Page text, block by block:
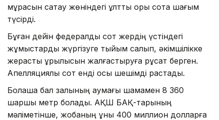
мұрасын сақтау жөніндегі ұлттық қоры сотқа шағым
түсірді.
Бұған дейін федералдық сот жердің үстіндегі
жұмыстарды жүргізуге тыйым салып, әкімшілікке
жерасты құрылысын жалғастыруға рұқсат берген.
Апелляциялық сот енді осы шешімді растады.
Болашақ бал залының аумағы шамамен 8 360
шаршы метр болады. АҚШ БАҚ-тарының
мәліметінше, жобаның құны 400 миллион долларға